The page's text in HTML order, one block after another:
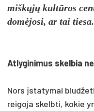
miškųjų kultū­ros
domė­jo­si, ar tai tie­sa.
At­ly­gi­ni­mus skel­bia
Nors įsta­ty­mai
rei­go­ja skelb­ti, ko­kie